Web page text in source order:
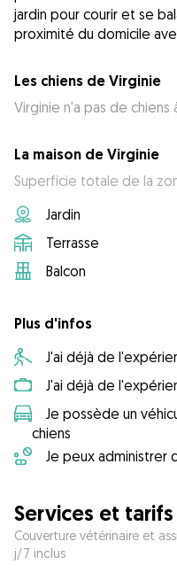
jardin pour courir et se
proximité du domicile
Les chiens de Virginie
Virginie n'a pas de chiens
La maison de Virginie
Superficie totale de la
Jardin
Terrasse
Balcon
Plus d'infos
J'ai déjà de
J'ai déjà de
Je possède un
chiens
Je peux administrer
Services et tarifs
Couverture vétérinaire et
j/7 inclus